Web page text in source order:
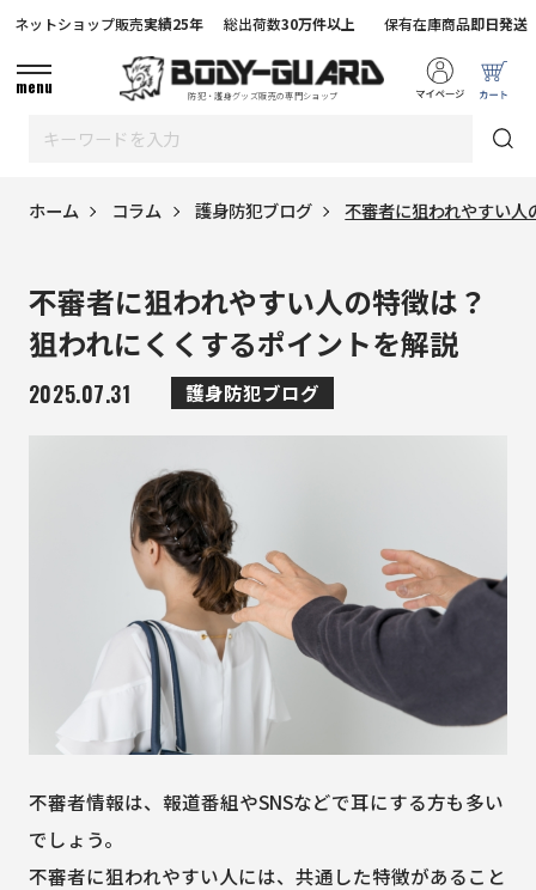
防犯・護身グッズ販売の専門ショップ
ネットショップ販売実績25年 総出荷数30万件以上 保有在庫商品即日発送
menu
ホーム コラム 護身防犯ブログ 不審者に狙われやすい
不審者に狙われやすい人の特徴は？
狙われにくくするポイントを解説
2025.07.31 護身防犯ブログ
不審者情報は、報道番組やSNSなどで耳にする方も多い
でしょう。
不審者に狙われやすい人には、共通した特徴があること